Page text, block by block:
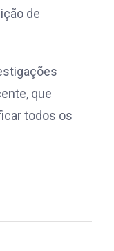
de
que
todos os